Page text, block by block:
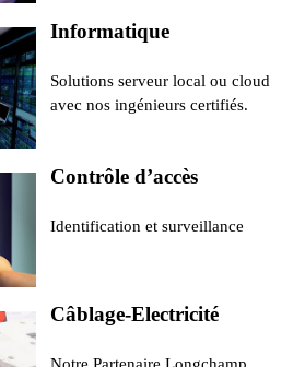
Informatique
Solutions serveur local ou cloud
avec nos ingénieurs certifiés.
Contrôle d’accès
Identification et surveillance
Câblage-Electricité